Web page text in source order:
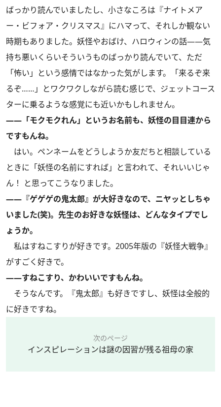
ばっかり読んでいましたし、小さなころは『ナイトメア
ー・ビフォア・クリスマス』にハマって、それしか観ない
時期もありました。妖怪やおばけ、ハロウィンの話――気
持ち悪いくらいそういうものばっかり読んでいて、ただ
「怖い」という感情ではなかった気がします。「来るぞ来
るぞ……」とワクワクしながら読む感じで、ジェットコース
ターに乗るような感覚にも近いかもしれません。
――「モクモクれん」というお名前も、妖怪の目目連から
ですもんね。
はい。ペンネームをどうしようか友だちと相談している
ときに「妖怪の名前にすれば」と言われて、それいいじゃ
ん！ と思ってこうなりました。
――『ゲゲゲの鬼太郎』が大好きなので、ニヤッとしちゃ
いました(笑)。先生のお好きな妖怪は、どんなタイプでし
ょうか。
私はすねこすりが好きです。2005年版の『妖怪大戦争』
がすごく好きで。
――すねこすり、かわいいですもんね。
そうなんです。『鬼太郎』も好きですし、妖怪は全般的
に好きですね。
次のページ
インスピレーションは謎の因習が残る祖母の家